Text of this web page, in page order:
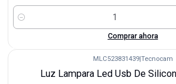
Cantidad
Comprar ahora
MLC523831439| Tecnocam
Luz Lampara Led Usb De